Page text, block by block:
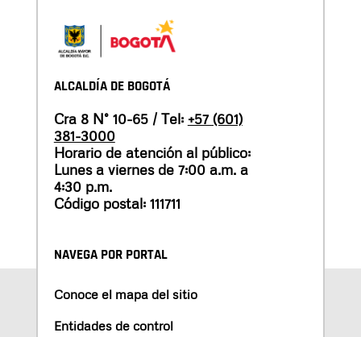
ALCALDÍA DE BOGOTÁ
Cra 8 N° 10-65 / Tel: +57 (601)
381-3000
Horario de atención al público:
Lunes a viernes de 7:00 a.m. a
4:30 p.m.
Código postal: 111711
NAVEGA POR PORTAL
Conoce el mapa del sitio
Entidades de control